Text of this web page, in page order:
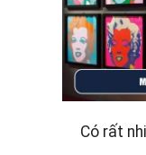
Có rất